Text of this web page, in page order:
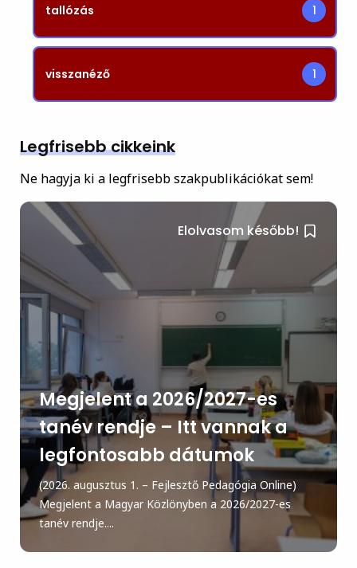
tallózás 1
visszanéző 1
Legfrisebb cikkeink
Ne hagyja ki a legfrisebb szakpublikációkat sem!
Elolvasom később!
Megjelent a 2026/2027-es
tanév rendje – Itt vannak a
legfontosabb dátumok
(2026. augusztus 1. – Fejlesztő Pedagógia Online)
Megjelent a Magyar Közlönyben a 2026/2027-es
tanév rendje....